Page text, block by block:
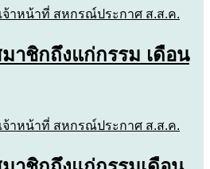
เจ้าหน้าที่ สหกรณ์ประกาศ ส.ส.ค.
าชิกถึงแก่กรรม เดือน
เจ้าหน้าที่ สหกรณ์ประกาศ ส.ส.ค.